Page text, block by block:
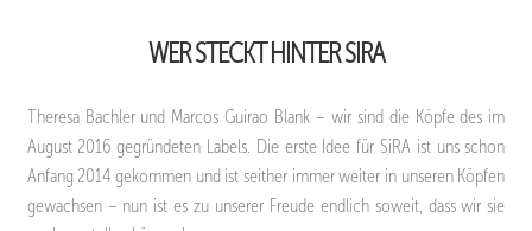
WER STECKT HINTER SIRA
Theresa Bachler und Marcos Guirao Blank – wir sind die Köpfe des im
August 2016 gegründeten Labels. Die erste Idee für SiRA ist uns schon
Anfang 2014 gekommen und ist seither immer weiter in unseren Köpfen
gewachsen – nun ist es zu unserer Freude endlich soweit, dass wir sie